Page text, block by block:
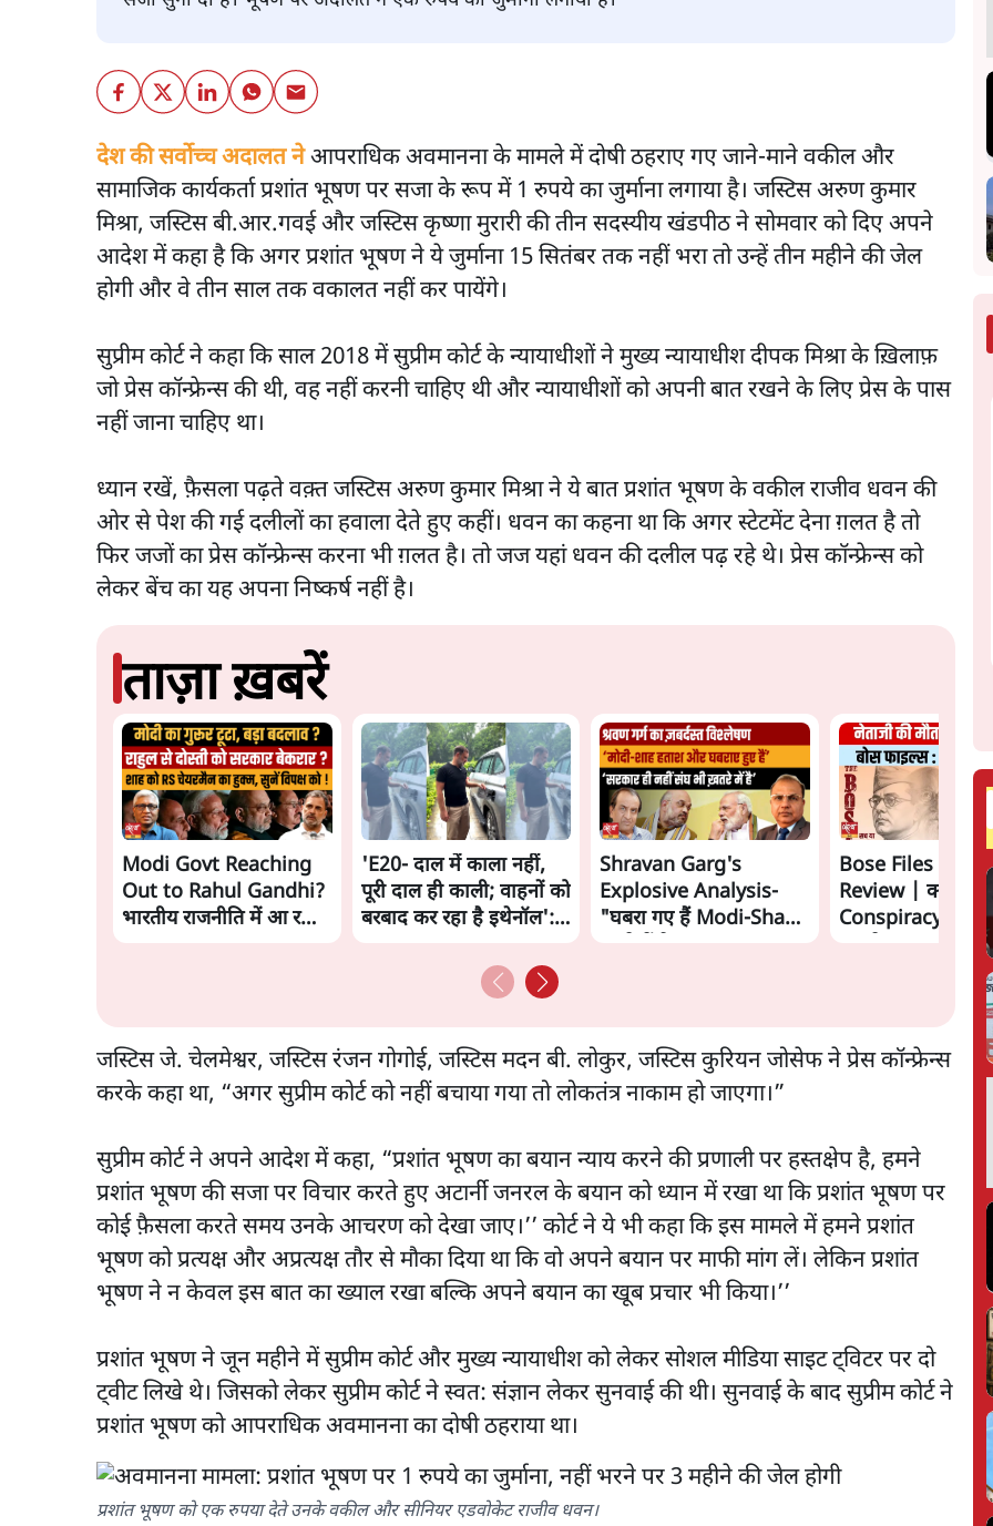
देश की सर्वोच्च अदालत नेआपराधिक अवमानना के मामले में दोषी ठहराए गए जाने-माने वकील और
सामाजिक कार्यकर्ता प्रशांत भूषण पर सजा के रूप में 1 रुपये का जुर्माना लगाया है। जस्टिस अरुण कुमार
मिश्रा, जस्टिस बी.आर.गवई और जस्टिस कृष्णा मुरारी की तीन सदस्यीय खंडपीठ ने सोमवार को दिए अपने
आदेश में कहा है कि अगर प्रशांत भूषण ने ये जुर्माना 15 सितंबर तक नहीं भरा तो उन्हें तीन महीने की जेल
होगी और वे तीन साल तक वकालत नहीं कर पायेंगे।
सुप्रीम कोर्ट ने कहा कि साल 2018 में सुप्रीम कोर्ट के न्यायाधीशों ने मुख्य न्यायाधीश दीपक मिश्रा के ख़िलाफ़
जो प्रेस कॉन्फ्रेन्स की थी, वह नहीं करनी चाहिए थी और न्यायाधीशों को अपनी बात रखने के लिए प्रेस के पास
नहीं जाना चाहिए था।
ध्यान रखें, फ़ैसला पढ़ते वक़्त जस्टिस अरुण कुमार मिश्रा ने ये बात प्रशांत भूषण के वकील राजीव धवन की
ओर से पेश की गई दलीलों का हवाला देते हुए कहीं। धवन का कहना था कि अगर स्टेटमेंट देना ग़लत है तो
फिर जजों का प्रेस कॉन्फ्रेन्स करना भी ग़लत है। तो जज यहां धवन की दलील पढ़ रहे थे। प्रेस कॉन्फ्रेन्स को
लेकर बेंच का यह अपना निष्कर्ष नहीं है।
ताज़ा ख़बरें
Modi Govt Reaching
Out to Rahul Gandhi?
भारतीय राजनीति में आ रहा
'E20- दाल में काला नहीं,
पूरी दाल ही काली; वाहनों को
बरबाद कर रहा है इथेनॉल':
Shravan Garg's
Explosive Analysis-
"घबरा गए हैं Modi-Shah,
Bose Files Film
Review | क्या
Conspiracy का
जस्टिस जे. चेलमेश्वर, जस्टिस रंजन गोगोई, जस्टिस मदन बी. लोकुर, जस्टिस कुरियन जोसेफ ने प्रेस कॉन्फ्रेन्स
करके कहा था, “अगर सुप्रीम कोर्ट को नहीं बचाया गया तो लोकतंत्र नाकाम हो जाएगा।”
सुप्रीम कोर्ट ने अपने आदेश में कहा, “प्रशांत भूषण का बयान न्याय करने की प्रणाली पर हस्तक्षेप है, हमने
प्रशांत भूषण की सजा पर विचार करते हुए अटार्नी जनरल के बयान को ध्यान में रखा था कि प्रशांत भूषण पर
कोई फ़ैसला करते समय उनके आचरण को देखा जाए।’’ कोर्ट ने ये भी कहा कि इस मामले में हमने प्रशांत
भूषण को प्रत्यक्ष और अप्रत्यक्ष तौर से मौका दिया था कि वो अपने बयान पर माफी मांग लें। लेकिन प्रशांत
भूषण ने न केवल इस बात का ख्याल रखा बल्कि अपने बयान का खूब प्रचार भी किया।’’
प्रशांत भूषण ने जून महीने में सुप्रीम कोर्ट और मुख्य न्यायाधीश को लेकर सोशल मीडिया साइट ट्विटर पर दो
ट्वीट लिखे थे। जिसको लेकर सुप्रीम कोर्ट ने स्वत: संज्ञान लेकर सुनवाई की थी। सुनवाई के बाद सुप्रीम कोर्ट ने
प्रशांत भूषण को आपराधिक अवमानना का दोषी ठहराया था।
प्रशांत भूषण को एक रुपया देते उनके वकील और सीनियर एडवोकेट राजीव धवन।